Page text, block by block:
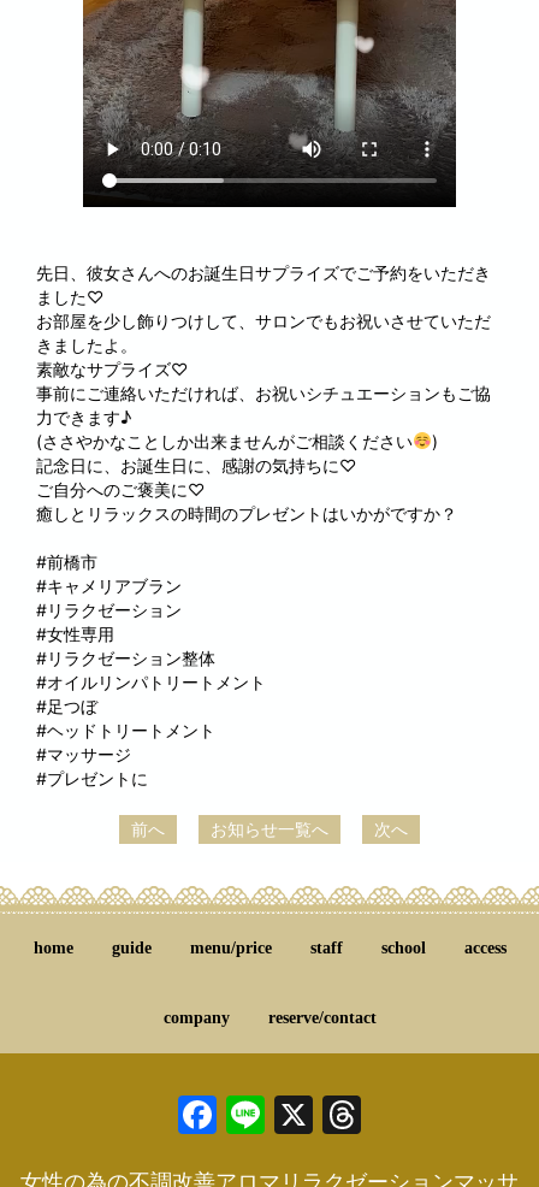
先日、彼女さんへのお誕生日サプライズでご予約をいただき
ました♡
お部屋を少し飾りつけして、サロンでもお祝いさせていただ
きましたよ。
素敵なサプライズ♡
事前にご連絡いただければ、お祝いシチュエーションもご協
力できます♪
(ささやかなことしか出来ませんがご相談ください
)
記念日に、お誕生日に、感謝の気持ちに♡
ご自分へのご褒美に♡
癒しとリラックスの時間のプレゼントはいかがですか？
#前橋市
#キャメリアブラン
#リラクゼーション
#女性専用
#リラクゼーション整体
#オイルリンパトリートメント
#足つぼ
#ヘッドトリートメント
#マッサージ
#プレゼントに
前へ お知らせ一覧へ 次へ
home guide menu/price staff school access
company reserve/contact
Facebook
Line
X